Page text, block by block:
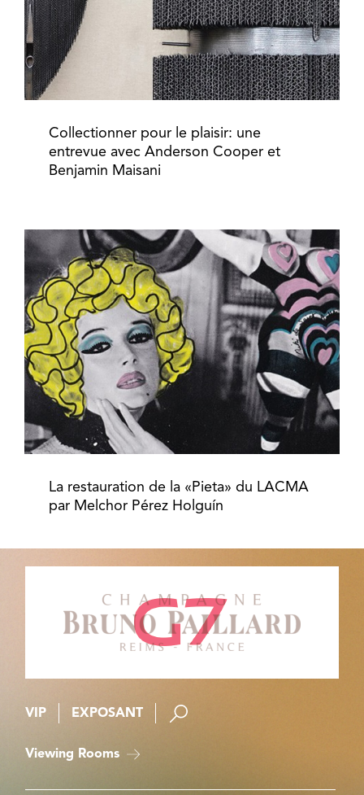
Collectionner pour le plaisir: une
entrevue avec Anderson Cooper et
Benjamin Maisani
La restauration de la «Pieta» du LACMA
par Melchor Pérez Holguín
VIP EXPOSANT
Viewing Rooms